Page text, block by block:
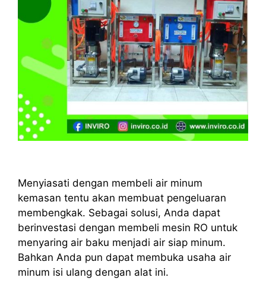
Menyiasati dengan membeli air minum
kemasan tentu akan membuat pengeluaran
membengkak. Sebagai solusi, Anda dapat
berinvestasi dengan membeli mesin RO untuk
menyaring air baku menjadi air siap minum.
Bahkan Anda pun dapat membuka usaha air
minum isi ulang dengan alat ini.